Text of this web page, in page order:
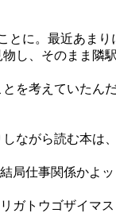
に。最近あまり
し、そのまま隣
を考えていたん
ながら読む本
局仕事関係かよ
ガトウゴザイマス